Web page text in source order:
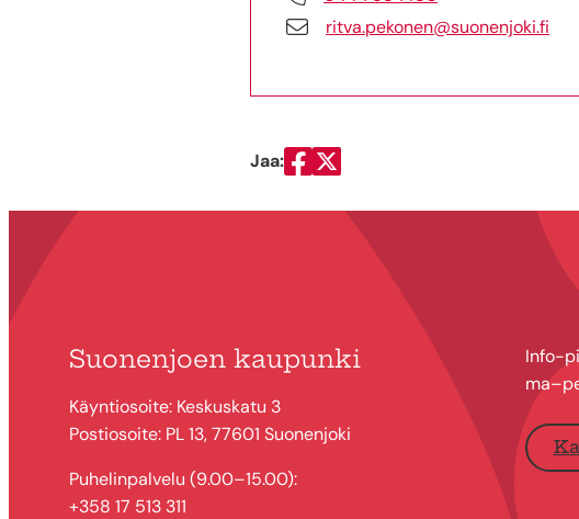
ritva.pekonen@suonenjoki.fi
Jaa:
Jaa Facebookissa
Jaa Twitterissä
Suonenjoen kaupunki
Käyntiosoite: Keskuskatu 3
Postiosoite: PL 13, 77601 Suonenjoki
Puhelinpalvelu (9.00–15.00):
+358 17 513 311
Info-